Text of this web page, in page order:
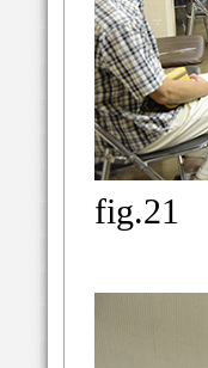
fig.21